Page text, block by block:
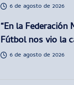
6 de agosto de 2026
“En la Federación
Fútbol nos vio la
6 de agosto de 2026